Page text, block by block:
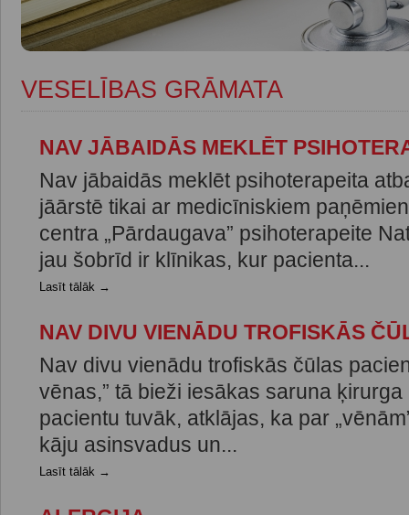
VESELĪBAS GRĀMATA
NAV JĀBAIDĀS MEKLĒT
Nav jābaidās meklēt psihoterapeita
jāārstē tikai ar medicīniskiem
centra „Pārdaugava” psihoterapeite
jau šobrīd ir klīnikas, kur pacienta...
Lasīt tālāk →
NAV DIVU VIENĀDU TROFISKĀS
Nav divu vienādu trofiskās čūlas
vēnas,” tā bieži iesākas saruna
pacientu tuvāk, atklājas, ka par
kāju asinsvadus un...
Lasīt tālāk →